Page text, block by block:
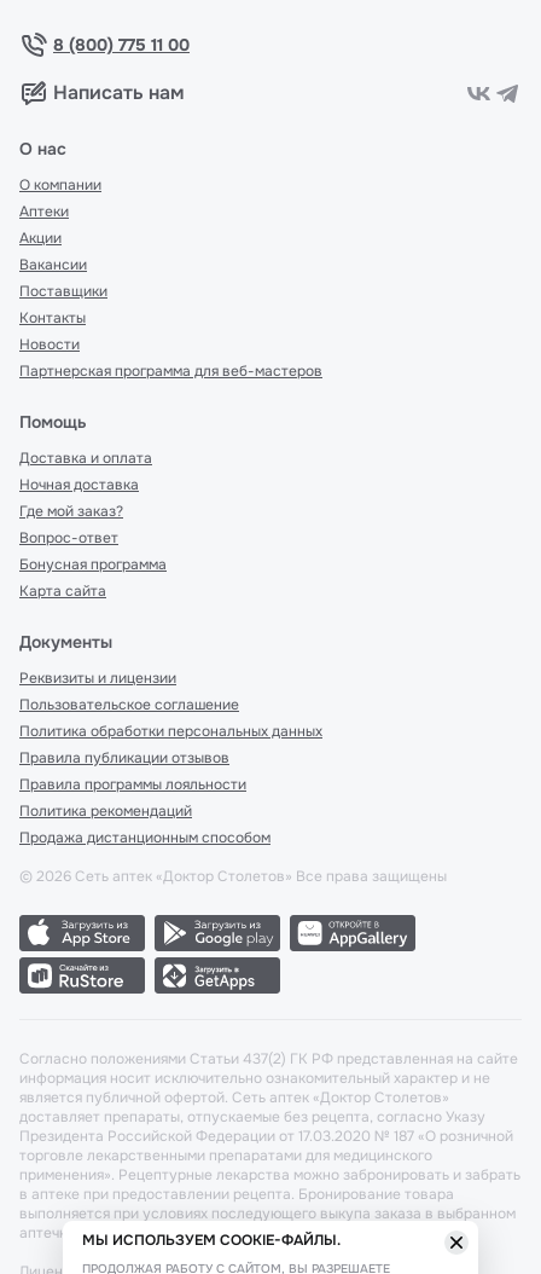
8 (800) 775 11 00
Написать нам
О нас
О компании
Аптеки
Акции
Вакансии
Поставщики
Контакты
Новости
Партнерская программа для веб-мастеров
Помощь
Доставка и оплата
Ночная доставка
Где мой заказ?
Вопрос-ответ
Бонусная программа
Карта сайта
Документы
Реквизиты и лицензии
Пользовательское соглашение
Политика обработки персональных данных
Правила публикации отзывов
Правила программы лояльности
Политика рекомендаций
Продажа дистанционным способом
© 2026 Сеть аптек «Доктор Столетов» Все права защищены
Согласно положениями Статьи 437(2) ГК РФ представленная на сайте
информация носит исключительно ознакомительный характер и не
является публичной офертой. Сеть аптек «Доктор Столетов»
доставляет препараты, отпускаемые без рецепта, согласно Указу
Президента Российской Федерации от 17.03.2020 № 187 «О розничной
торговле лекарственными препаратами для медицинского
применения». Рецептурные лекарства можно забронировать и забрать
в аптеке при предоставлении рецепта. Бронирование товара
выполняется при условиях последующего выкупа заказа в выбранном
аптечном пункте.МЫ ИСПОЛЬЗУЕМ COOKIE-ФАЙЛЫ.
ПРОДОЛЖАЯ РАБОТУ С САЙТОМ, ВЫ РАЗРЕШАЕТЕ